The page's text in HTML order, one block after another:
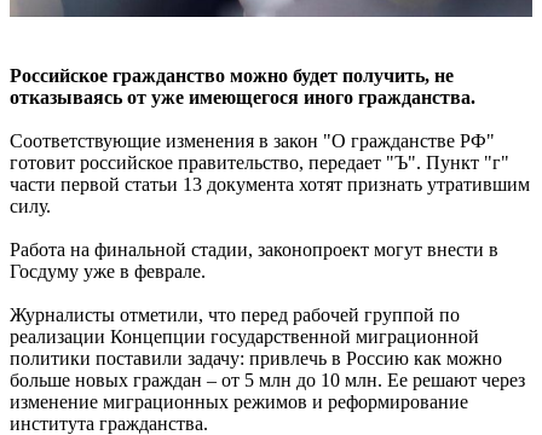
Российское гражданство можно будет получить, не
отказываясь от уже имеющегося иного гражданства.
Соответствующие изменения в закон "О гражданстве РФ"
готовит российское правительство, передает "Ъ". Пункт "г"
части первой статьи 13 документа хотят признать утратившим
силу.
Работа на финальной стадии, законопроект могут внести в
Госдуму уже в феврале.
Журналисты отметили, что перед рабочей группой по
реализации Концепции государственной миграционной
политики поставили задачу: привлечь в Россию как можно
больше новых граждан – от 5 млн до 10 млн. Ее решают через
изменение миграционных режимов и реформирование
института гражданства.